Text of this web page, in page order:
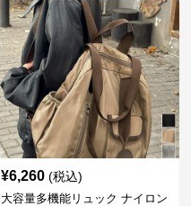
¥6,260 (税込)
大容量多機能リュック ナイロン